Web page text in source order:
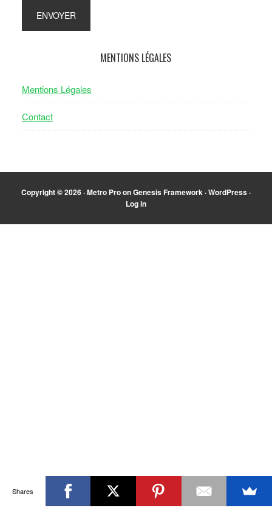
MENTIONS LÉGALES
Mentions Légales
Contact
Copyright © 2026 ·Metro ProonGenesis Framework ·WordPress ·
Log in
Shares